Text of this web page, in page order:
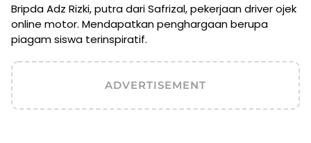
Bripda Adz Rizki, putra dari Safrizal, pekerjaan driver ojek
online motor. Mendapatkan penghargaan berupa
piagam siswa terinspiratif.
ADVERTISEMENT